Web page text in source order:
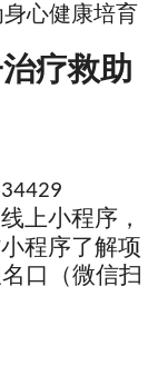
心健康培育
疗救助
上小程序，
程序了解项
口（微信扫